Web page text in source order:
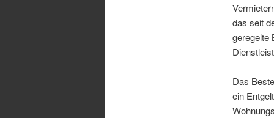
das seit
geregelte
Das
ein